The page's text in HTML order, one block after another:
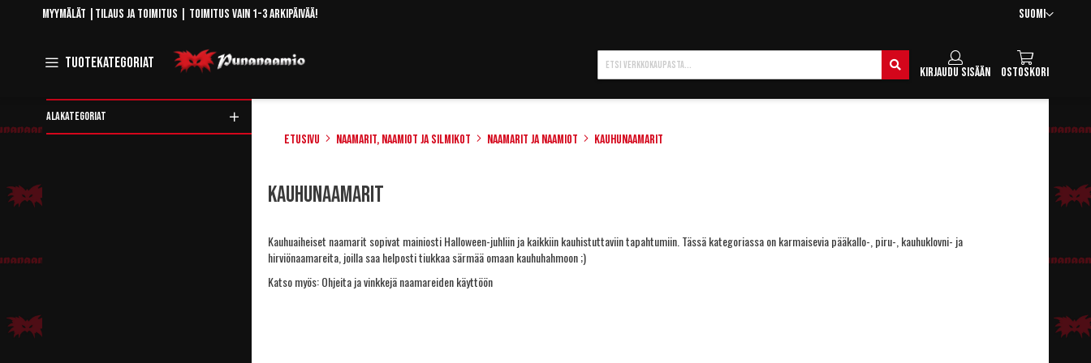
Skip
Kieli
Suomi
Myymälät Tilaus ja toimitus | Toimitus vain 1-3 arkipäivää!
Tuotekategoriat Toggle
Navigation
Ostoskori
Kirjaudu sisään
Hae
ALAKATEGORIAT
Etusivu Naamarit, naamiot ja silmikot Naamarit ja naamiot Kauhunaamarit
Kauhunaamarit
Kauhuaiheiset naamarit sopivat mainiosti Halloween-juhliin ja kaikkiin kauhistuttaviin tapahtumiin. Tässä kategoriassa on karmaisevia pääkallo-, piru-, kauhuklovni- ja
hirviönaamareita, joilla saa helposti tiukkaa särmää omaan kauhuhahmoon ;)
Katso myös:Ohjeita ja vinkkejä naamareiden käyttöön